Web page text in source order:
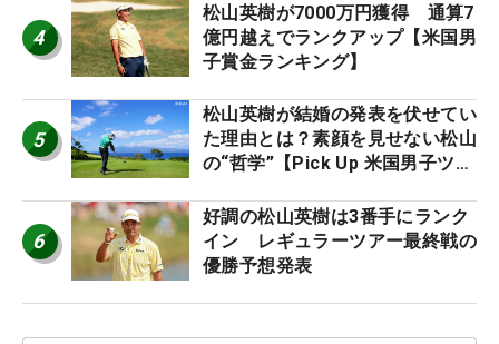
4
松山英樹が7000万円獲得 通算7
億円越えでランクアップ【米国男
子賞金ランキング】
5
松山英樹が結婚の発表を伏せてい
た理由とは？素顔を見せない松山
の“哲学”【Pick Up 米国男子ツア
6
好調の松山英樹は3番手にランク
イン レギュラーツアー最終戦の
優勝予想発表